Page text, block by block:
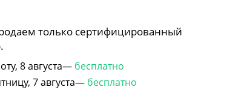
только сертифицированный
8 августа— бесплатно
7 августа— бесплатно